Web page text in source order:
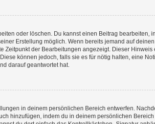
oder löschen. Du kannst einen Beitrag bearbeiten,
Erstellung möglich. Wenn bereits jemand auf
der Bearbeitungen angezeigt. Dieser
können jedoch, falls sie es für nötig halten, eine
darauf geantwortet hat.
in deinem persönlichen Bereich entwerfen.
hinzufügen, indem du in deinem persönlichen